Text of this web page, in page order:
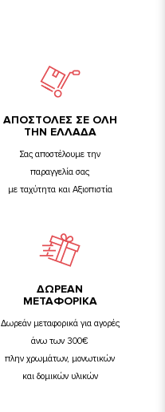
ΑΠΟΣΤΟΛΕΣ ΣΕ ΟΛΗ
ΤΗΝ ΕΛΛΑΔΑ
Σας αποστέλουμε την
παραγγελία σας
με ταχύτητα και Αξιοπιστία
ΔΩΡΕΑΝ
ΜΕΤΑΦΟΡΙΚΑ
Δωρεάν μεταφορικά για αγορές
άνω των 300€
πλην χρωμάτων, μονωτικών
και δομικών υλικών